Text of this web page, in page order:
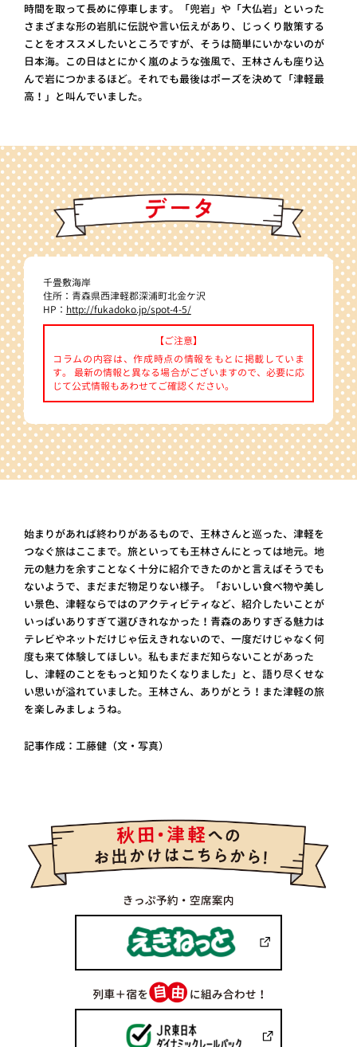
時間を取って長めに停車します。「兜岩」や「大仏岩」といった
さまざまな形の岩肌に伝説や言い伝えがあり、じっくり散策する
ことをオススメしたいところですが、そうは簡単にいかないのが
日本海。この日はとにかく嵐のような強風で、王林さんも座り込
んで岩につかまるほど。それでも最後はポーズを決めて「津軽最
高！」と叫んでいました。
千畳敷海岸
住所：青森県西津軽郡深浦町北金ケ沢
HP： http://fukadoko.jp/spot-4-5/
【ご注意】
コラムの内容は、作成時点の情報をもとに掲載していま
す。 最新の情報と異なる場合がございますので、必要に応
じて公式情報もあわせてご確認ください。
始まりがあれば終わりがあるもので、王林さんと巡った、津軽を
つなぐ旅はここまで。旅といっても王林さんにとっては地元。地
元の魅力を余すことなく十分に紹介できたのかと言えばそうでも
ないようで、まだまだ物足りない様子。「おいしい食べ物や美し
い景色、津軽ならではのアクティビティなど、紹介したいことが
いっぱいありすぎて選びきれなかった！青森のありすぎる魅力は
テレビやネットだけじゃ伝えきれないので、一度だけじゃなく何
度も来て体験してほしい。私もまだまだ知らないことがあった
し、津軽のことをもっと知りたくなりました」と、語り尽くせな
い思いが溢れていました。王林さん、ありがとう！また津軽の旅
を楽しみましょうね。
記事作成：工藤健（文・写真）